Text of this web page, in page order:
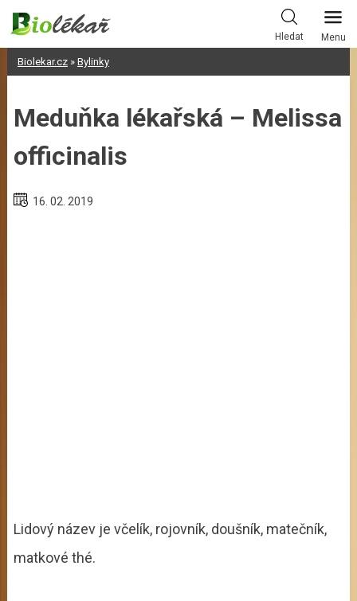
Skip
content
Hledat Menu
Biolekar.cz» Bylinky
Meduňka lékařská – Melissa
officinalis
16. 02. 2019
Lidový název je včelík, rojovník, doušník, matečník,
matkové thé.